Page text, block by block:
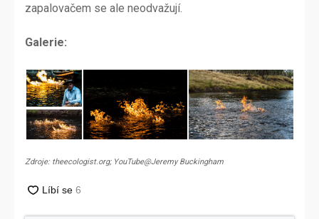
zapalovačem se ale neodvažují.
Galerie:
Zdroje: theecologist.org; YouTube@Jeremy Buckingham